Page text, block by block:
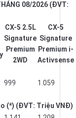
08/2026 (ĐVT:
CX-5 2.5L
Signature
Premium
2WD
CX-5
Signature
Premium i-
Activsense
999 1.059
(*) (ĐVT: Triệu VNĐ)